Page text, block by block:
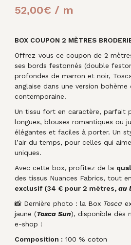
52,00€ / m
BOX COUPON 2 MÈTRES
Offrez-vous ce coupon de 2
ses bords festonnés (double
profondes de marron et noir,
anglaise dans une version
contemporaine.
Un tissu fort en caractère, parfait
longues, blouses romantiques ou
élégantes et faciles à porter. Un
l’air du temps, pour celles qui
uniques.
Avec cette box, profitez de la
des tissus Nuances Fabrics, tout
exclusif (34 € pour 2 mètres, au
📸 Dernière photo : la Box Tosca
jaune (Tosca Sun), disponible dès
e-shop !
Composition : 100 % coton